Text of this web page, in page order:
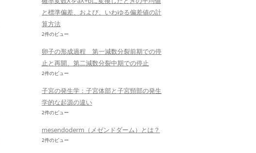
と標準偏差、および、いわゆる偏差値の計
算方法
2件のビュー
卵子の形成過程 第一減数分裂前期での停
止と再開、第二減数分裂中期での停止
2件のビュー
子宮の発生学：子宮体部と子宮頸部の発生
学的な起源の違い
2件のビュー
mesendoderm（メゼンドダーム）とは？
2件のビュー